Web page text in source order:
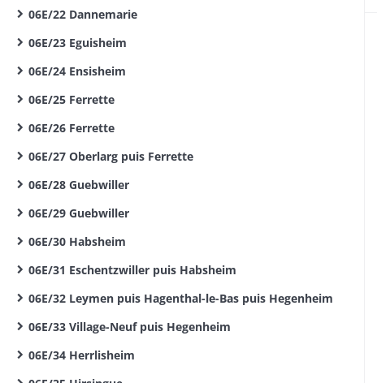
06E/22 Dannemarie
06E/23 Eguisheim
06E/24 Ensisheim
06E/25 Ferrette
06E/26 Ferrette
06E/27 Oberlarg puis Ferrette
06E/28 Guebwiller
06E/29 Guebwiller
06E/30 Habsheim
06E/31 Eschentzwiller puis Habsheim
06E/32 Leymen puis Hagenthal-le-Bas puis Hegenheim
06E/33 Village-Neuf puis Hegenheim
06E/34 Herrlisheim